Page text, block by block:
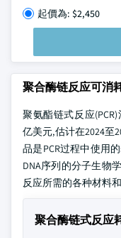
起價為: $2,450
聚合酶链反应可消
聚氨酯链式反应
亿美元,估计在2024至
品是PCR过程中使用
DNA序列的分子生物
反应所需的各种材料和
聚合酶链式反应